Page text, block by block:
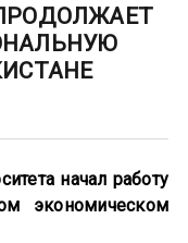
начал работу
экономическом